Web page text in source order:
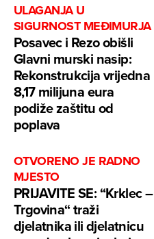
ULAGANJA U
SIGURNOST MEĐIMURJA
Posavec i Rezo obišli
Glavni murski nasip:
Rekonstrukcija vrijedna
8,17 milijuna eura
podiže zaštitu od
poplava
OTVORENO JE RADNO
MJESTO
PRIJAVITE SE: “Krklec –
Trgovina“ traži
djelatnika ili djelatnicu